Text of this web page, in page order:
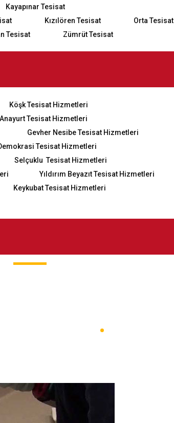
Kayapınar Tesisat
Kızılören Tesisat
Orta Tesisat
Tesisat Zümrüt Tesisat
Köşk Tesisat Hizmetleri
Anayurt Tesisat Hizmetleri
Gevher Nesibe Tesisat Hizmetleri
Tesisat Hizmetleri
Selçuklu Tesisat Hizmetleri
Yıldırım Beyazıt Tesisat Hizmetleri
Keykubat Tesisat Hizmetleri